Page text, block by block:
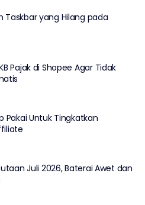
Taskbar yang Hilang pada
Pajak di Shopee Agar Tidak
Pakai Untuk Tingkatkan
Juli 2026, Baterai Awet dan